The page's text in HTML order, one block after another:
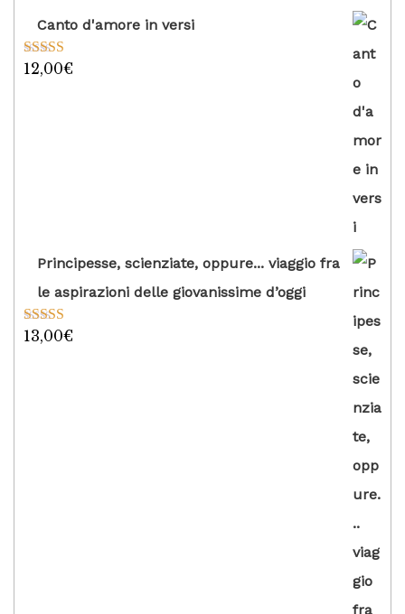
Canto d'amore in versi
Valutato
12,00€
Principesse, scienziate, oppure... viaggio fra
le aspirazioni delle giovanissime d’oggi
Valutato
13,00€